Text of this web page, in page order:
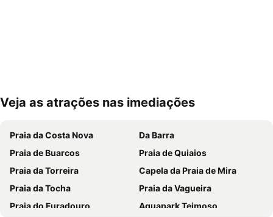
Ampliar mapa
Veja as atrações nas imediações
Praia da Costa Nova
Da Barra
Praia de Buarcos
Praia de Quiaios
Praia da Torreira
Capela da Praia de Mira
Praia da Tocha
Praia da Vagueira
Praia do Furadouro
Aquapark Teimoso